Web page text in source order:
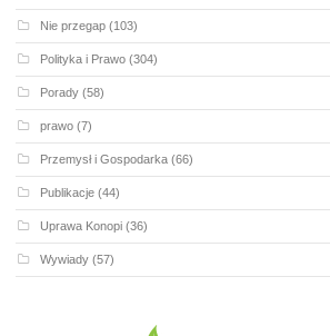
Nie przegap (103)
Polityka i Prawo (304)
Porady (58)
prawo (7)
Przemysł i Gospodarka (66)
Publikacje (44)
Uprawa Konopi (36)
Wywiady (57)